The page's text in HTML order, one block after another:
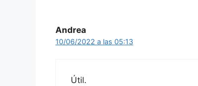
Andrea
10/06/2022 a las 05:13
Útil.